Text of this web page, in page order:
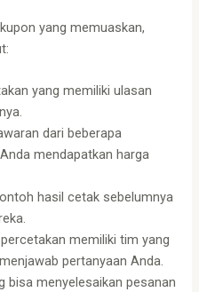
yang memuaskan,
yang memiliki ulasan
dari beberapa
mendapatkan harga
hasil cetak sebelumnya
memiliki tim yang
pertanyaan Anda.
bisa menyelesaikan pesanan